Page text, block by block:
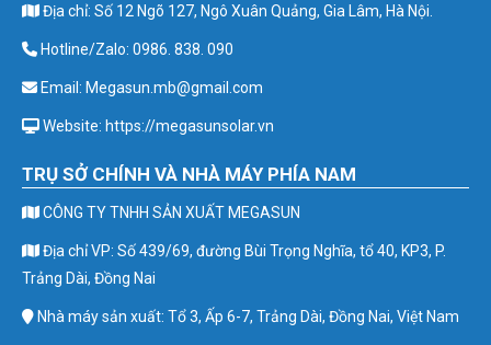
Địa chỉ: Số 12 Ngõ 127, Ngô Xuân Quảng, Gia Lâm, Hà Nội.
Hotline/Zalo: 0986. 838. 090
Email: Megasun.mb@gmail.com
Website: https://megasunsolar.vn
TRỤ SỞ CHÍNH VÀ NHÀ MÁY PHÍA NAM
CÔNG TY TNHH SẢN XUẤT MEGASUN
Địa chỉ VP: Số 439/69, đường Bùi Trọng Nghĩa, tổ 40, KP3, P.
Trảng Dài, Đồng Nai
Nhà máy sản xuất: Tổ 3, Ấp 6-7, Trảng Dài, Đồng Nai, Việt Nam